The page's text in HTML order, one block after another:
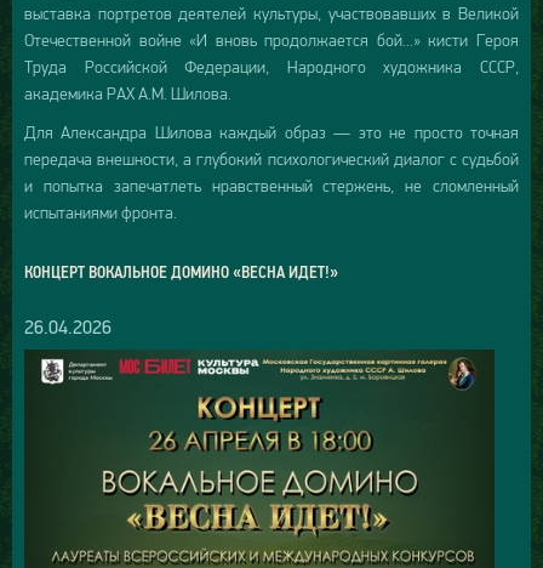
выставка портретов деятелей культуры, участвовавших в Великой
Отечественной войне «И вновь продолжается бой...» кисти Героя
Труда Российской Федерации, Народного художника СССР,
академика РАХ А.М. Шилова.
Для Александра Шилова каждый образ — это не просто точная
передача внешности, а глубокий психологический диалог с судьбой
и попытка запечатлеть нравственный стержень, не сломленный
испытаниями фронта.
КОНЦЕРТ ВОКАЛЬНОЕ ДОМИНО «ВЕСНА ИДЕТ!»
26.04.2026